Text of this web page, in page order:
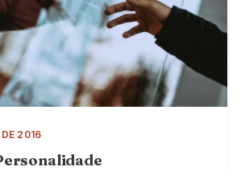
2016